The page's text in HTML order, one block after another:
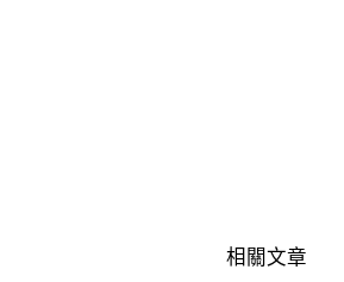
相關文章